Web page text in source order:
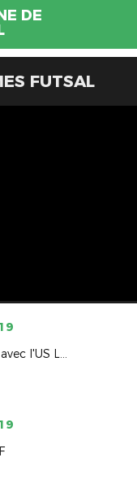
DE
FUTSAL
Mag "Esprit Coupe" avec l'US Liffré